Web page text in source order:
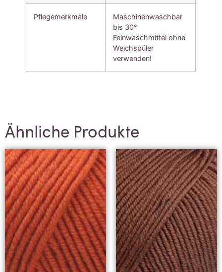
Pflegemerkmale
Maschinenwaschbar
bis 30°
Feinwaschmittel ohne
Weichspüler
verwenden!
Ähnliche Produkte